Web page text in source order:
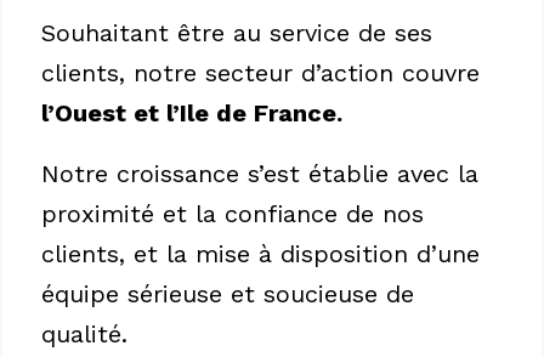
Souhaitant être au service de ses
clients, notre secteur d’action couvre
l’Ouest et l’Ile de France.
Notre croissance s’est établie avec la
proximité et la confiance de nos
clients, et la mise à disposition d’une
équipe sérieuse et soucieuse de
qualité.